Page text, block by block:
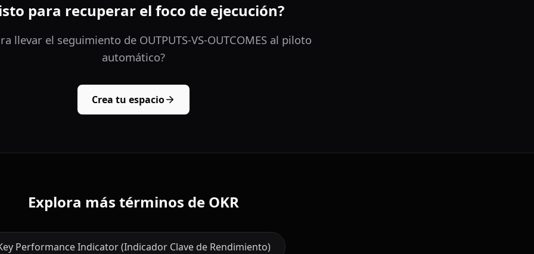
para recuperar el foco de ejecución?
llevar el seguimiento de OUTPUTS-VS-OUTCOMES al piloto
automático?
Crea tu espacio
Explora más términos de OKR
Performance Indicator (Indicador Clave de Rendimiento)